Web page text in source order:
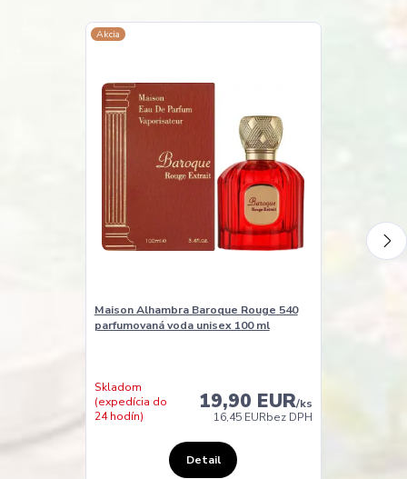
Akcia
Maison Alhambra Baroque Rouge 540
parfumovaná voda unisex 100 ml
19,90 EUR/ks
16,45 EURbez DPH
Skladom
(expedícia do
24 hodín)
Detail